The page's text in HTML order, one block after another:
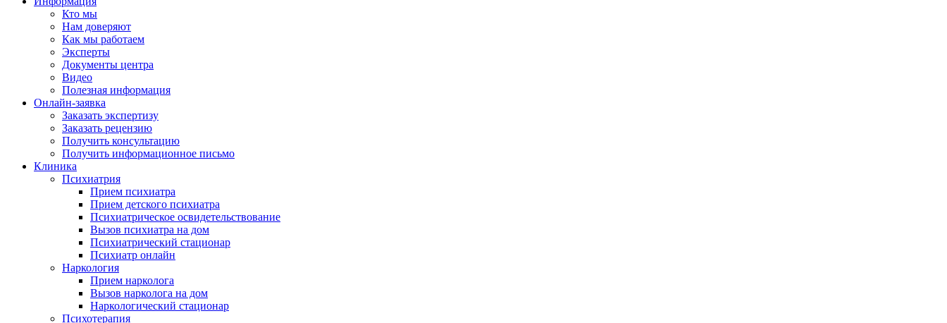
Кто мы
Нам доверяют
Как мы работаем
Эксперты
Документы центра
Видео
Полезная информация
Онлайн-заявка
Заказать экспертизу
Заказать рецензию
Получить консультацию
Получить информационное письмо
Клиника
Психиатрия
Прием психиатра
Прием детского психиатра
Психиатрическое освидетельствование
Вызов психиатра на дом
Психиатрический стационар
Психиатр онлайн
Наркология
Прием нарколога
Вызов нарколога на дом
Наркологический стационар
Психотерапия